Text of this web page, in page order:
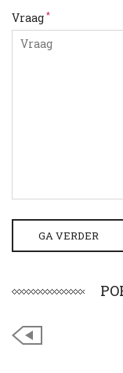
Vraag *